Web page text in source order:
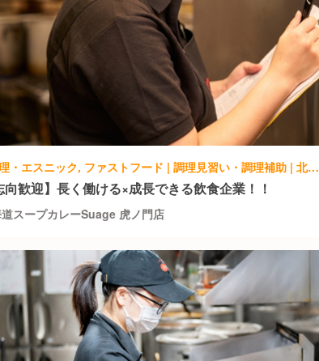
アジア料理・エスニック, ファストフード | 調理見習い・調理補助 | 北海道スープカレーSuage 虎ノ門店
向歓迎】長く働ける×成長できる飲食企業！！
スープカレーSuage 虎ノ門店